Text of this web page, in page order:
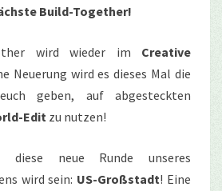
Build-Together!
wird wieder im Creative
Neuerung wird es dieses Mal die
geben, auf abgesteckten
Edit zu nutzen!
neue Runde unseres
wird sein: US-Großstadt! Eine